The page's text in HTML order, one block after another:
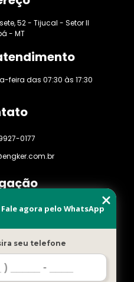
52 - Tijucal - Setor II
- MT
feira das 07:30 às 17:30
0177
Fale agora pelo WhatsApp
seu telefone